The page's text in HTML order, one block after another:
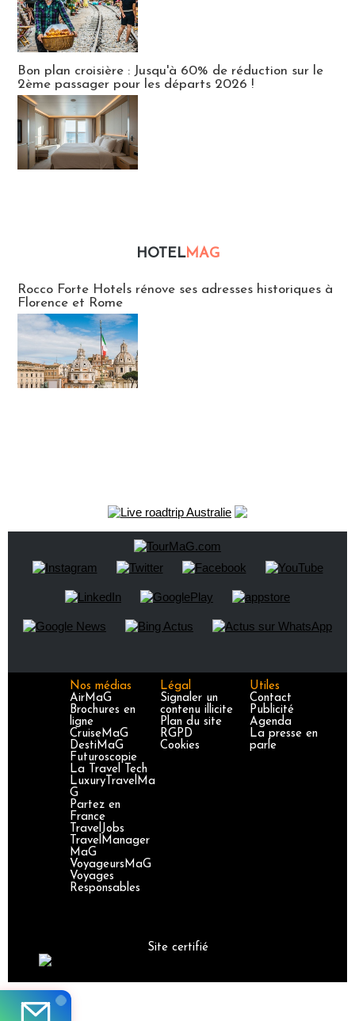
Bon plan croisière : Jusqu'à 60% de réduction sur le
2ème passager pour les départs 2026 !
HOTELMAG
Rocco Forte Hotels rénove ses adresses historiques à
Florence et Rome
Nos médias
AirMaG
Brochures en
ligne
CruiseMaG
DestiMaG
Futuroscopie
La Travel Tech
LuxuryTravelMa
G
Partez en
France
TravelJobs
TravelManager
MaG
VoyageursMaG
Voyages
Responsables
Légal
Signaler un
contenu illicite
Plan du site
RGPD
Cookies
Utiles
Contact
Publicité
Agenda
La presse en
parle
Site certifié